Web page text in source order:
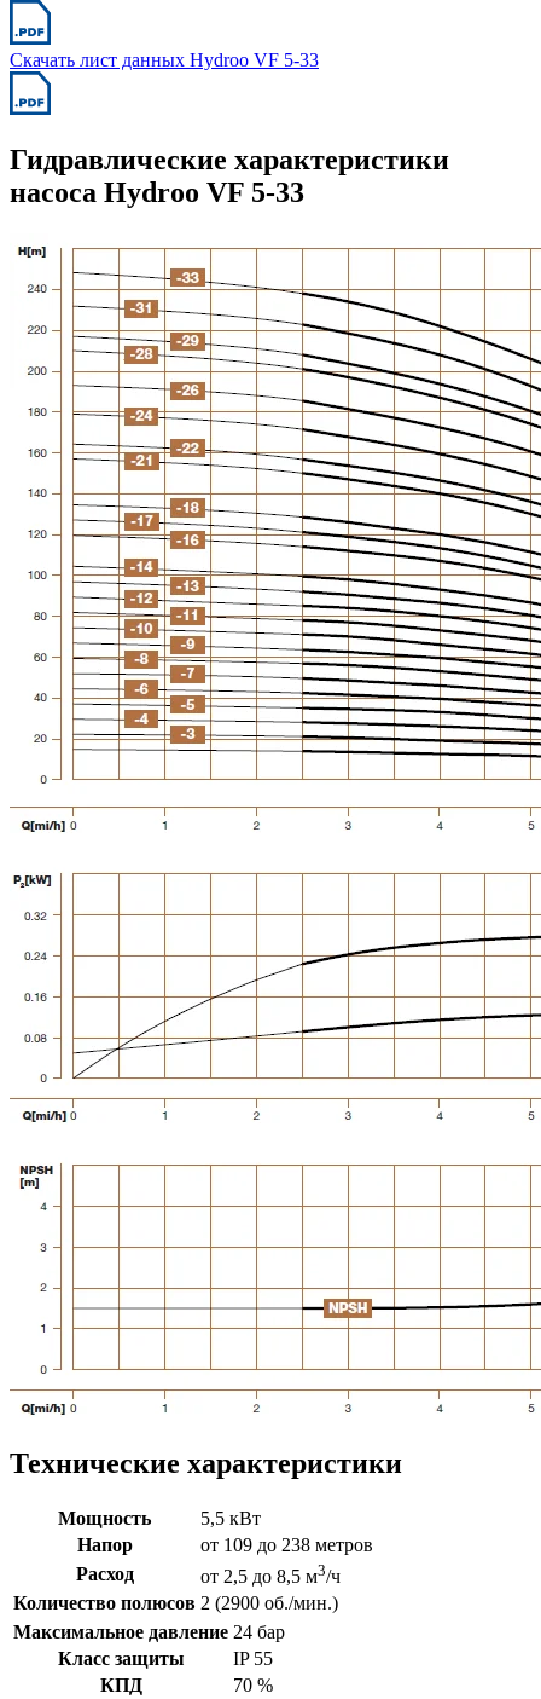
Скачать лист данных Hydroo VF 5-33
Гидравлические характеристики
насоса Hydroo VF 5-33
Технические характеристики
Мощность
5,5 кВт
Напор
от 109 до 238 метров
Расход
от 2,5 до 8,5 м3/ч
Количество полюсов 2 (2900 об./мин.)
Максимальное давление 24 бар
Класс защиты
IP 55
КПД
70 %